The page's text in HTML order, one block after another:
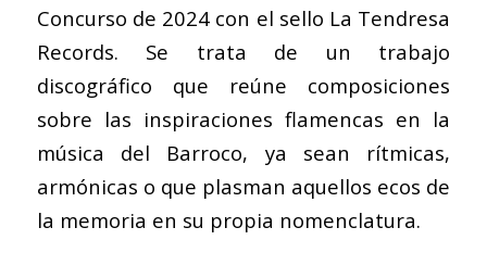
Concurso de 2024 con el sello La Tendresa
Records. Se trata de un trabajo
discográfico que reúne composiciones
sobre las inspiraciones flamencas en la
música del Barroco, ya sean rítmicas,
armónicas o que plasman aquellos ecos de
la memoria en su propia nomenclatura.